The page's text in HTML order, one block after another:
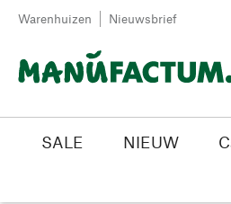
Passer au contenu
Warenhuizen Nieuwsbrief
SALE NIEUW